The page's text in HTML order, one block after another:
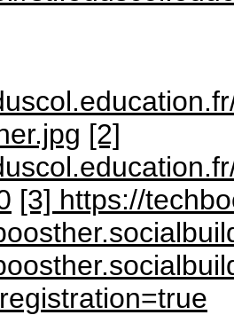
[2]
[3] https://